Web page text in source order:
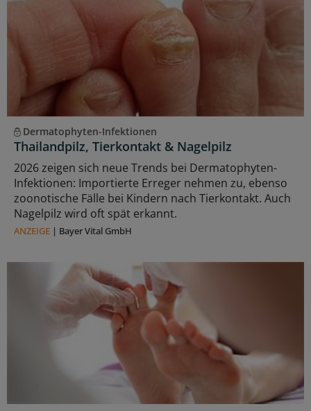
Dermatophyten-Infektionen
Thailandpilz, Tierkontakt & Nagelpilz
2026 zeigen sich neue Trends bei Dermatophyten-
Infektionen: Importierte Erreger nehmen zu, ebenso
zoonotische Fälle bei Kindern nach Tierkontakt. Auch
Nagelpilz wird oft spät erkannt.
ANZEIGE | Bayer Vital GmbH